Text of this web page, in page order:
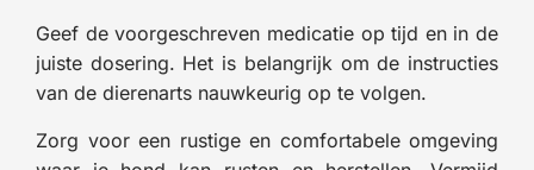
Geef de voorgeschreven medicatie op tijd en in de
juiste dosering. Het is belangrijk om de instructies
van de dierenarts nauwkeurig op te volgen.
Zorg voor een rustige en comfortabele omgeving